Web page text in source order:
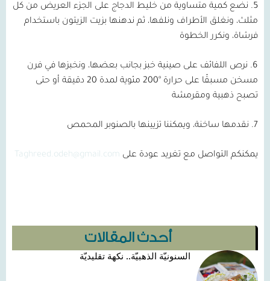
أحدث المقالات
السنونيّة الذهبيّة.. نكهة تقليديّة
5. نضع كمية متساوية من خليط الدجاج على الجزء العريض من كل
مثلث، ونغلق الأطراف ونلفها، ثم ندهنها بزيت الزيتون باستخدام
فرشاة، ونكرر الخطوة
6. نرص اللفائف على صينية خبز بجانب بعضها، ونخبزها في فرن
مسخن مسبقًا على حرارة °200 مئوية لمدة 20 دقيقة أو حتى
تصبح ذهبية ومقرمشة
7. نقدمها ساخنة، ويمكننا تزيينها بالصنوبر المحمص
يمكنكم التواصل مع تغريد عودة على Taghreed.odeh@gmail.com